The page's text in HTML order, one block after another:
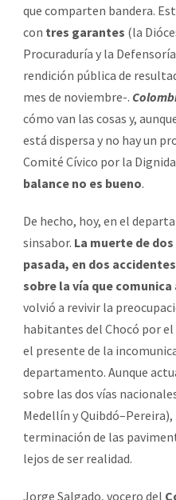
que comparten bandera.
con tres garantes (la
Procuraduría y la
rendición pública de
mes de noviembre-.
cómo van las cosas y,
está dispersa y no hay un
Comité Cívico por la
balance no es bueno.
De hecho, hoy, en el
sinsabor. La muerte de
pasada, en dos
sobre la vía que
volvió a revivir la
habitantes del Chocó por
el presente de la
departamento. Aunque
sobre las dos vías
Medellín y
terminación de las
lejos de ser realidad.
Jorge Salgado, vocero del